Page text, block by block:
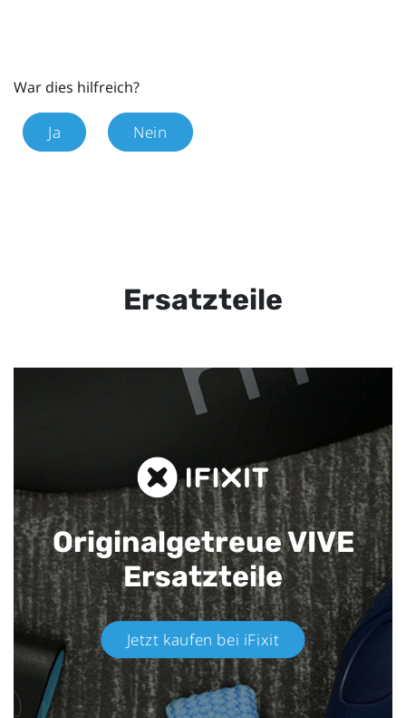
War dies hilfreich?
Ja Nein
Ersatzteile
Originalgetreue VIVE
Ersatzteile
Jetzt kaufen bei iFixit​